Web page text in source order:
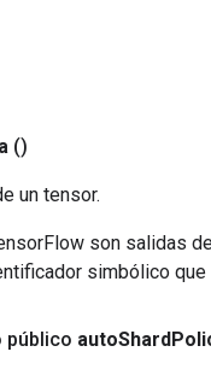
()
un tensor.
son salidas
simbólico
público autoShard